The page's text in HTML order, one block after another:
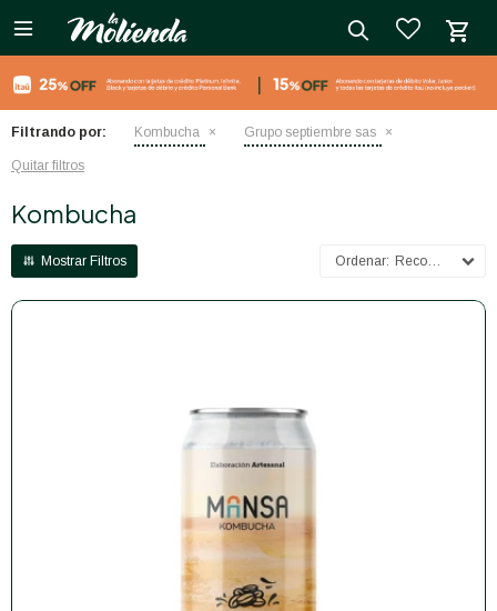

Filtrando por: Kombucha Grupo septiembre sas
Quitar filtros
Kombucha
Recomendados